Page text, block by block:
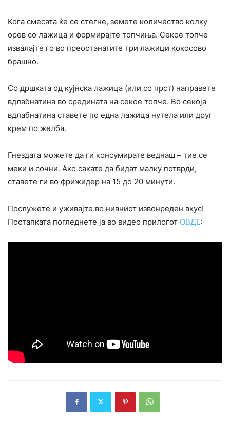
Кога смесата ќе се стегне, земете количество колку
орев со лажица и формирајте топчиња. Секое топче
извалајте го во преостанатите три лажици кокосово
брашно.
Со дршката од кујнска лажица (или со прст) направете
вдлабнатина во средината на секое топче. Во секоја
вдлабнатина ставете по една лажица нутела или друг
крем по желба.
Гнездата можете да ги консумирате веднаш – тие се
меки и сочни. Ако сакате да бидат малку потврди,
ставете ги во фрижидер на 15 до 20 минути.
Послужете и уживајте во нивниот извонреден вкус!
Постапката погледнете ја во видео прилогот ОВДЕ: